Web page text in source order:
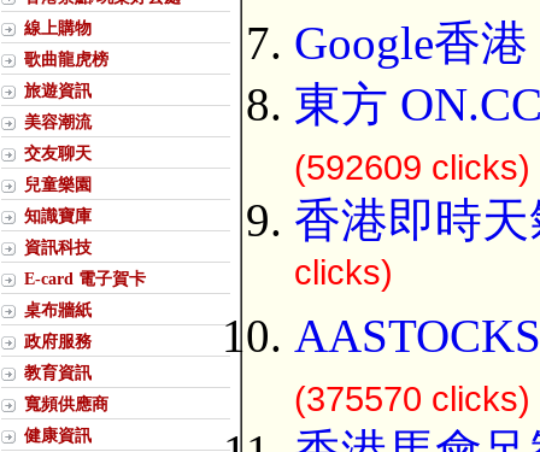
線上購物
歌曲龍虎榜
旅遊資訊
美容潮流
交友聊天
兒童樂園
知識寶庫
資訊科技
E-card 電子賀卡
桌布牆紙
政府服務
教育資訊
寬頻供應商
健康資訊
Google香港
東方
(592609 clicks)
香港即時
clicks)
(375570 clicks)